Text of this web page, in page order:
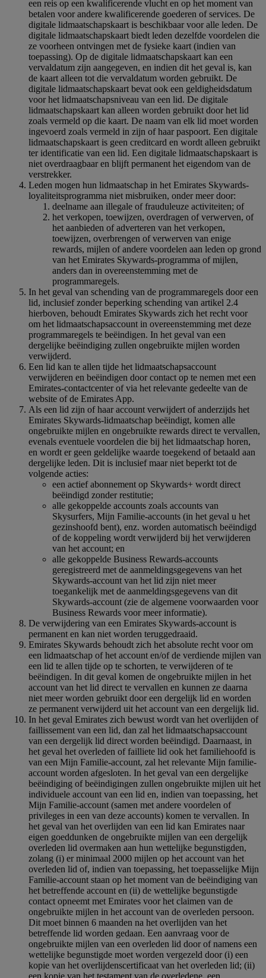
een reis op een kwalificerende vlucht en op het moment van
betalen voor andere kwalificerende goederen of services. De
digitale lidmaatschapskaart is beschikbaar voor alle leden. De
digitale lidmaatschapskaart biedt leden dezelfde voordelen die
ze voorheen ontvingen met de fysieke kaart (indien van
toepassing). Op de digitale lidmaatschapskaart kan een
vervaldatum zijn aangegeven, en indien dit het geval is, kan
de kaart alleen tot die vervaldatum worden gebruikt. De
digitale lidmaatschapskaart bevat ook een geldigheidsdatum
voor het lidmaatschapsniveau van een lid. De digitale
lidmaatschapskaart kan alleen worden gebruikt door het lid
zoals vermeld op die kaart. De naam van elk lid moet worden
ingevoerd zoals vermeld in zijn of haar paspoort. Een digitale
lidmaatschapskaart is geen creditcard en wordt alleen gebruikt
ter identificatie van een lid. Een digitale lidmaatschapskaart is
niet overdraagbaar en blijft permanent het eigendom van de
verstrekker.
Leden mogen hun lidmaatschap in het Emirates Skywards-
loyaliteitsprogramma niet misbruiken, onder meer door:
deelname aan illegale of frauduleuze activiteiten; of
het verkopen, toewijzen, overdragen of verwerven, of
het aanbieden of adverteren van het verkopen,
toewijzen, overbrengen of verwerven van enige
rewards, mijlen of andere voordelen aan leden op grond
van het Emirates Skywards-programma of mijlen,
anders dan in overeenstemming met de
programmaregels.
In het geval van schending van de programmaregels door een
lid, inclusief zonder beperking schending van artikel 2.4
hierboven, behoudt Emirates Skywards zich het recht voor
om het lidmaatschapsaccount in overeenstemming met deze
programmaregels te beëindigen. In het geval van een
dergelijke beëindiging zullen ongebruikte mijlen worden
verwijderd.
Een lid kan te allen tijde het lidmaatschapsaccount
verwijderen en beëindigen door contact op te nemen met een
Emirates-contactcenter of via het relevante gedeelte van de
website of de Emirates App.
Als een lid zijn of haar account verwijdert of anderzijds het
Emirates Skywards-lidmaatschap beëindigt, komen alle
ongebruikte mijlen en ongebruikte rewards direct te vervallen,
evenals eventuele voordelen die bij het lidmaatschap horen,
en wordt er geen geldelijke waarde toegekend of betaald aan
dergelijke leden. Dit is inclusief maar niet beperkt tot de
volgende acties:
een actief abonnement op Skywards+ wordt direct
beëindigd zonder restitutie;
alle gekoppelde accounts zoals accounts van
Skysurfers, Mijn Familie-accounts (in het geval u het
gezinshoofd bent), enz. worden automatisch beëindigd
of de koppeling wordt verwijderd bij het verwijderen
van het account; en
alle gekoppelde Business Rewards-accounts
geregistreerd met de aanmeldingsgegevens van het
Skywards-account van het lid zijn niet meer
toegankelijk met de aanmeldingsgegevens van dit
Skywards-account (zie de algemene voorwaarden voor
Business Rewards voor meer informatie).
De verwijdering van een Emirates Skywards-account is
permanent en kan niet worden teruggedraaid.
Emirates Skywards behoudt zich het absolute recht voor om
een lidmaatschap of het account en/of de verdiende mijlen van
een lid te allen tijde op te schorten, te verwijderen of te
beëindigen. In dit geval komen de ongebruikte mijlen in het
account van het lid direct te vervallen en kunnen ze daarna
niet meer worden gebruikt door een dergelijk lid en worden
ze permanent verwijderd uit het account van een dergelijk lid.
In het geval Emirates zich bewust wordt van het overlijden of
faillissement van een lid, dan zal het lidmaatschapsaccount
van een dergelijk lid direct worden beëindigd. Daarnaast, in
het geval het overleden of failliete lid ook het familiehoofd is
van een Mijn Familie-account, zal het relevante Mijn familie-
account worden afgesloten. In het geval van een dergelijke
beëindiging of beëindigingen zullen ongebruikte mijlen uit het
individuele account van een lid en, indien van toepassing, het
Mijn Familie-account (samen met andere voordelen of
privileges in een van deze accounts) komen te vervallen. In
het geval van het overlijden van een lid kan Emirates naar
eigen goeddunken de ongebruikte mijlen van een dergelijk
overleden lid overmaken aan hun wettelijke begunstigden,
zolang (i) er minimaal 2000 mijlen op het account van het
overleden lid of, indien van toepassing, het toepasselijke Mijn
Familie-account staan op het moment van de beëindiging van
het betreffende account en (ii) de wettelijke begunstigde
contact opneemt met Emirates voor het claimen van de
ongebruikte mijlen in het account van de overleden persoon.
Dit moet binnen 6 maanden na het overlijden van het
betreffende lid worden gedaan. Een aanvraag voor de
ongebruikte mijlen van een overleden lid door of namens een
wettelijke begunstigde moet worden vergezeld door (i) een
kopie van het overlijdenscertificaat van het overleden lid; (ii)
een kopie van het testament van de overledene, een